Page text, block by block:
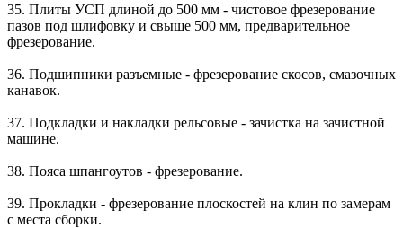
35. Плиты УСП длиной до 500 мм - чистовое фрезерование
пазов под шлифовку и свыше 500 мм, предварительное
фрезерование.
36. Подшипники разъемные - фрезерование скосов, смазочных
канавок.
37. Подкладки и накладки рельсовые - зачистка на зачистной
машине.
38. Пояса шпангоутов - фрезерование.
39. Прокладки - фрезерование плоскостей на клин по замерам
с места сборки.